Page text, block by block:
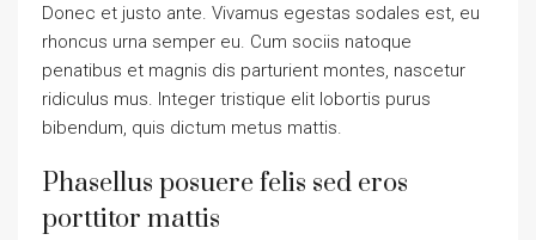
Donec et justo ante. Vivamus egestas sodales est, eu
rhoncus urna semper eu. Cum sociis natoque
penatibus et magnis dis parturient montes, nascetur
ridiculus mus. Integer tristique elit lobortis purus
bibendum, quis dictum metus mattis.
Phasellus posuere felis sed eros
porttitor mattis